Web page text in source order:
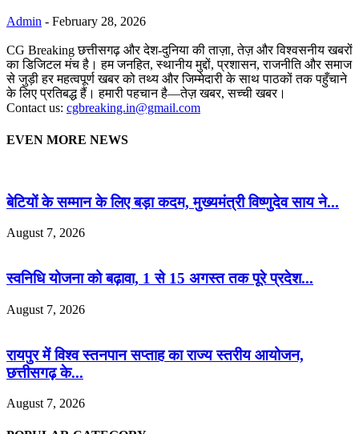
Admin - February 28, 2026
CG Breaking छत्तीसगढ़ और देश-दुनिया की ताज़ा, तेज़ और विश्वसनीय खबरों
का डिजिटल मंच है। हम जनहित, स्थानीय मुद्दों, प्रशासन, राजनीति और समाज
से जुड़ी हर महत्वपूर्ण खबर को तथ्य और जिम्मेदारी के साथ पाठकों तक पहुँचाने
के लिए प्रतिबद्ध हैं। हमारी पहचान है—तेज़ खबर, सच्ची खबर।
Contact us: cgbreaking.in@gmail.com
EVEN MORE NEWS
बेटियों के सम्मान के लिए बड़ा कदम, मुख्यमंत्री विष्णुदेव साय ने...
August 7, 2026
स्वनिधि योजना को बढ़ावा, 1 से 15 अगस्त तक पूरे प्रदेश...
August 7, 2026
रायपुर में विश्व स्तनपान सप्ताह का राज्य स्तरीय आयोजन,
छत्तीसगढ़ के...
August 7, 2026